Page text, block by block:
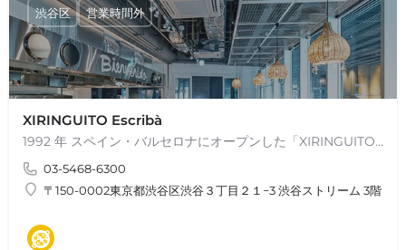
XIRINGUITO Escribà
1992 年 スペイン・バルセロナにオープンした「XIRINGUITO Escribà( チリンギート エスクリバ)」は、25…
03-5468-6300
〒150-0002東京都渋谷区渋谷３丁目２１−3 渋谷ストリーム 3階
渋谷区 営業時間外